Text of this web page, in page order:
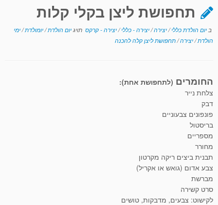
תחפושת ליצן בקלי קלות
ב יום הולדת כללי/יצירה/יצירה - כללי/יצירה - קרקס תויגיום הולדת/יומולדת/ימי
הולדת/יצירה/תחפושת ליצן קלה להכנה
החומרים (לתחפושת אחת):
צלחת נייר
דבק
פונפונים צבעוניים
בריסטול
מספריים
מחורר
תבנית ביצים ריקה מקרטון
צבע אדום (גואש או אקריל)
מברשת
סרט קשירה
לקישוט: צבעים, מדבקות, טושים